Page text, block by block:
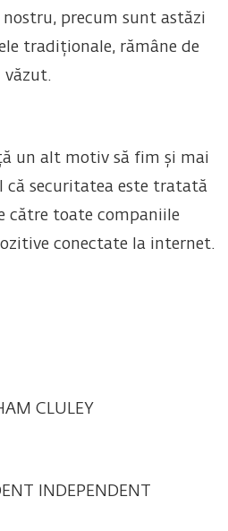
precum sunt astăzi
tradiționale, rămâne de
văzut.
un alt motiv să fim și mai
că securitatea este tratată
către toate companiile
conectate la internet.
CLULEY
INDEPENDENT